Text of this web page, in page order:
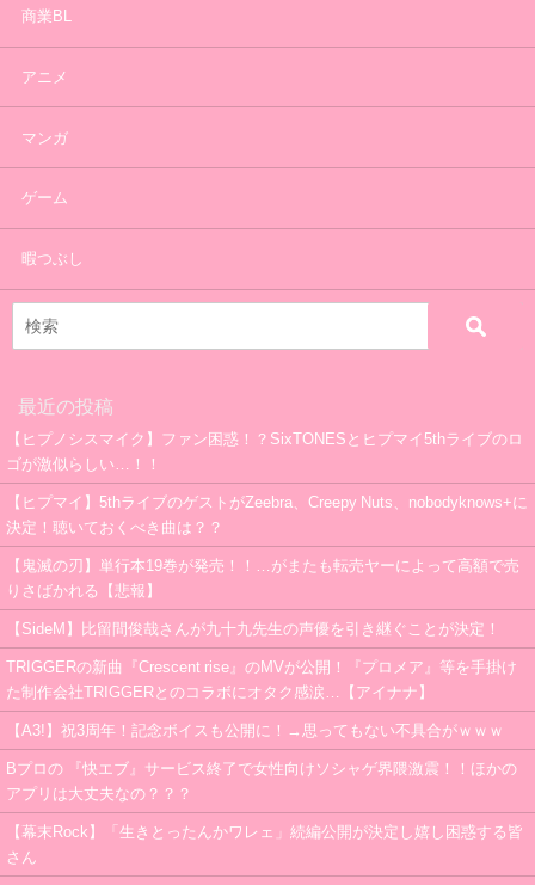
商業BL
アニメ
マンガ
ゲーム
暇つぶし
最近の投稿
【ヒプノシスマイク】ファン困惑！？SixTONESとヒプマイ5thライブのロ
ゴが激似らしい…！！
【ヒプマイ】5thライブのゲストがZeebra、Creepy Nuts、nobodyknows+に
決定！聴いておくべき曲は？？
【鬼滅の刃】単行本19巻が発売！！…がまたも転売ヤーによって高額で売
りさばかれる【悲報】
【SideM】比留間俊哉さんが九十九先生の声優を引き継ぐことが決定！
TRIGGERの新曲『Crescent rise』のMVが公開！『プロメア』等を手掛け
た制作会社TRIGGERとのコラボにオタク感涙…【アイナナ】
【A3!】祝3周年！記念ボイスも公開に！→思ってもない不具合がｗｗｗ
Bプロの 『快エブ』サービス終了で女性向けソシャゲ界隈激震！！ほかの
アプリは大丈夫なの？？？
【幕末Rock】「生きとったんかワレェ」続編公開が決定し嬉し困惑する皆
さん